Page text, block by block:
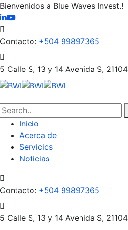
Bienvenidos a Blue Waves Invest.!
Contacto: +504 99897365
5 Calle S, 13 y 14 Avenida S, 21104
Inicio
Acerca de
Servicios
Noticias
Contacto: +504 99897365
5 Calle S, 13 y 14 Avenida S, 21104